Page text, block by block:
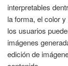
interpretables
la forma, el color
los usuarios
imágenes
edición de